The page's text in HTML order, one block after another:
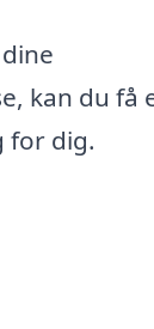
kan du få
for dig.